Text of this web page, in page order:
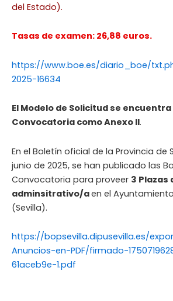
del Estado).
Tasas de examen: 26,88 euros.
https://www.boe.es/diario_boe/
2025-16634
El Modelo de Solicitud se
Convocatoria como Anexo II.
En el Boletín oficial de la Provincia de
junio de 2025, se han publicado las
Convocatoria para proveer 3 Plazas
adminsitrativo/aen el
(Sevilla).
https://bopsevilla.dipusevilla.es/
Anuncios-en-PDF/firmado-
61aceb9e-1.pdf